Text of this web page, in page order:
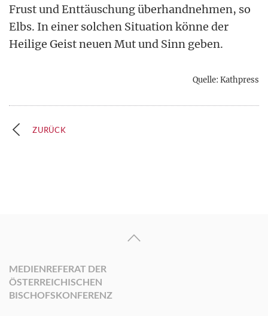
Frust und Enttäuschung überhandnehmen, so
Elbs. In einer solchen Situation könne der
Heilige Geist neuen Mut und Sinn geben.
Quelle: Kathpress
ZURÜCK
MEDIENREFERAT DER
ÖSTERREICHISCHEN
BISCHOFSKONFERENZ